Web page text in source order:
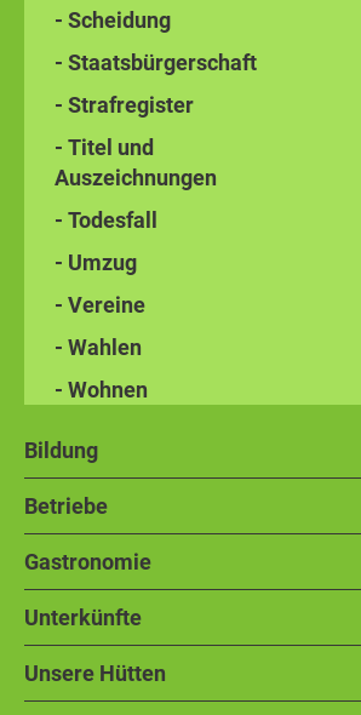
- Scheidung
- Staatsbürgerschaft
- Strafregister
- Titel und
Auszeichnungen
- Todesfall
- Umzug
- Vereine
- Wahlen
- Wohnen
Bildung
Betriebe
Gastronomie
Unterkünfte
Unsere Hütten